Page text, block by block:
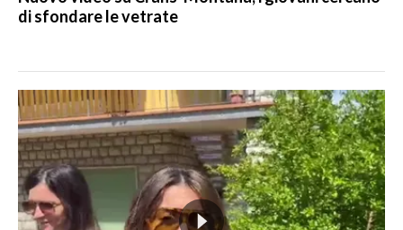
di sfondare le vetrate